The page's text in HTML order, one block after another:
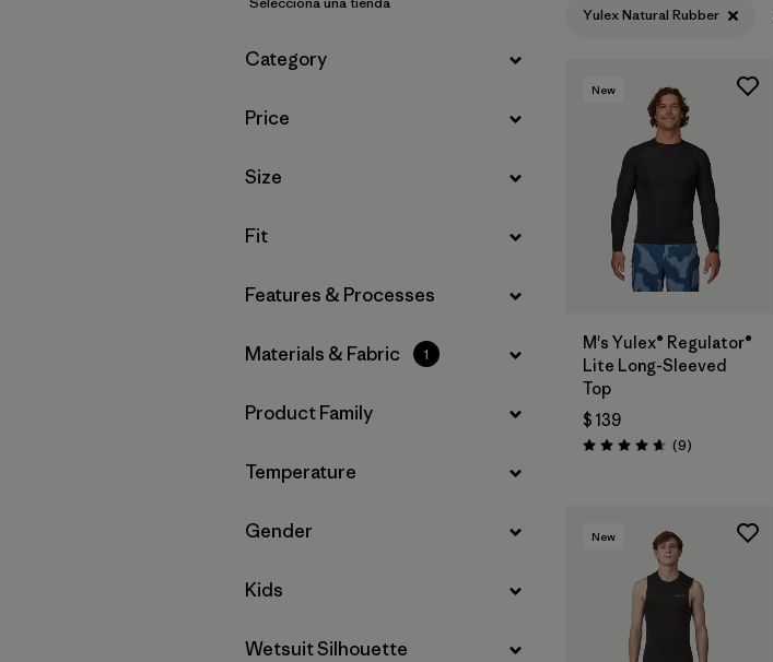
Filtrar por
Product Family
Filtrar por
Temperature
Filtrar por
Gender
Filtrar por
Kids
Filtrar por
Wetsuit Silhouette
Filtrar por
Category
Filtrar por
Price
Filtrar por
Size
Filtrar por
Fit
Filtrar por
Features & Processes
Filtrar por
Materials & Fabric 1
Filtrar por
Product Family
Filtrar por
Temperature
Filtrar por
Gender
Filtrar por
Kids
Filtrar por
Wetsuit Silhouette
Yulex Natural Rubber
New
M's Yulex® Regulator®
Lite Long-Sleeved
Top
$ 139
Valoración: 4.7 / 5
(9Comentarios
)
New